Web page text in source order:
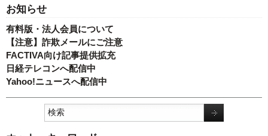
お知らせ
有料版・法人会員について
【注意】詐欺メールにご注意
FACTIVA向け記事提供拡充
日経テレコンへ配信中
Yahoo!ニュースへ配信中